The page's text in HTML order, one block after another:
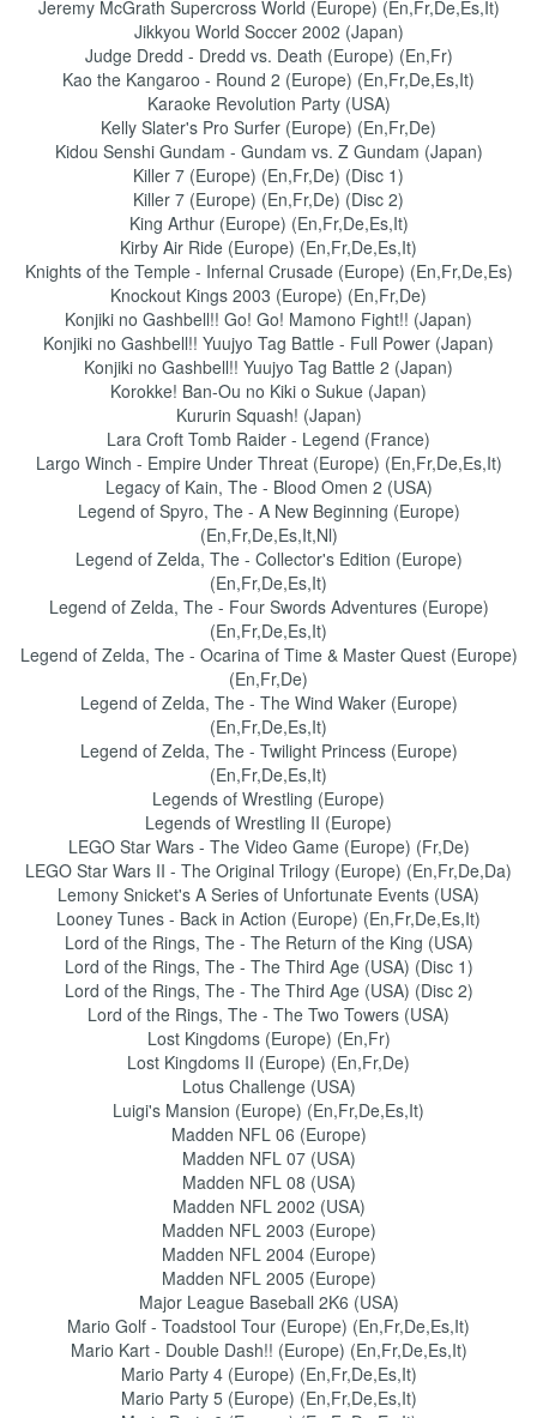
Jeremy McGrath Supercross World (Europe) (En,Fr,De,Es,It)
Jikkyou World Soccer 2002 (Japan)
Judge Dredd - Dredd vs. Death (Europe) (En,Fr)
Kao the Kangaroo - Round 2 (Europe) (En,Fr,De,Es,It)
Karaoke Revolution Party (USA)
Kelly Slater's Pro Surfer (Europe) (En,Fr,De)
Kidou Senshi Gundam - Gundam vs. Z Gundam (Japan)
Killer 7 (Europe) (En,Fr,De) (Disc 1)
Killer 7 (Europe) (En,Fr,De) (Disc 2)
King Arthur (Europe) (En,Fr,De,Es,It)
Kirby Air Ride (Europe) (En,Fr,De,Es,It)
Knights of the Temple - Infernal Crusade (Europe) (En,Fr,De,Es)
Knockout Kings 2003 (Europe) (En,Fr,De)
Konjiki no Gashbell!! Go! Go! Mamono Fight!! (Japan)
Konjiki no Gashbell!! Yuujyo Tag Battle - Full Power (Japan)
Konjiki no Gashbell!! Yuujyo Tag Battle 2 (Japan)
Korokke! Ban-Ou no Kiki o Sukue (Japan)
Kururin Squash! (Japan)
Lara Croft Tomb Raider - Legend (France)
Largo Winch - Empire Under Threat (Europe) (En,Fr,De,Es,It)
Legacy of Kain, The - Blood Omen 2 (USA)
Legend of Spyro, The - A New Beginning (Europe)
(En,Fr,De,Es,It,Nl)
Legend of Zelda, The - Collector's Edition (Europe)
(En,Fr,De,Es,It)
Legend of Zelda, The - Four Swords Adventures (Europe)
(En,Fr,De,Es,It)
Legend of Zelda, The - Ocarina of Time & Master Quest (Europe)
(En,Fr,De)
Legend of Zelda, The - The Wind Waker (Europe)
(En,Fr,De,Es,It)
Legend of Zelda, The - Twilight Princess (Europe)
(En,Fr,De,Es,It)
Legends of Wrestling (Europe)
Legends of Wrestling II (Europe)
LEGO Star Wars - The Video Game (Europe) (Fr,De)
LEGO Star Wars II - The Original Trilogy (Europe) (En,Fr,De,Da)
Lemony Snicket's A Series of Unfortunate Events (USA)
Looney Tunes - Back in Action (Europe) (En,Fr,De,Es,It)
Lord of the Rings, The - The Return of the King (USA)
Lord of the Rings, The - The Third Age (USA) (Disc 1)
Lord of the Rings, The - The Third Age (USA) (Disc 2)
Lord of the Rings, The - The Two Towers (USA)
Lost Kingdoms (Europe) (En,Fr)
Lost Kingdoms II (Europe) (En,Fr,De)
Lotus Challenge (USA)
Luigi's Mansion (Europe) (En,Fr,De,Es,It)
Madden NFL 06 (Europe)
Madden NFL 07 (USA)
Madden NFL 08 (USA)
Madden NFL 2002 (USA)
Madden NFL 2003 (Europe)
Madden NFL 2004 (Europe)
Madden NFL 2005 (Europe)
Major League Baseball 2K6 (USA)
Mario Golf - Toadstool Tour (Europe) (En,Fr,De,Es,It)
Mario Kart - Double Dash!! (Europe) (En,Fr,De,Es,It)
Mario Party 4 (Europe) (En,Fr,De,Es,It)
Mario Party 5 (Europe) (En,Fr,De,Es,It)